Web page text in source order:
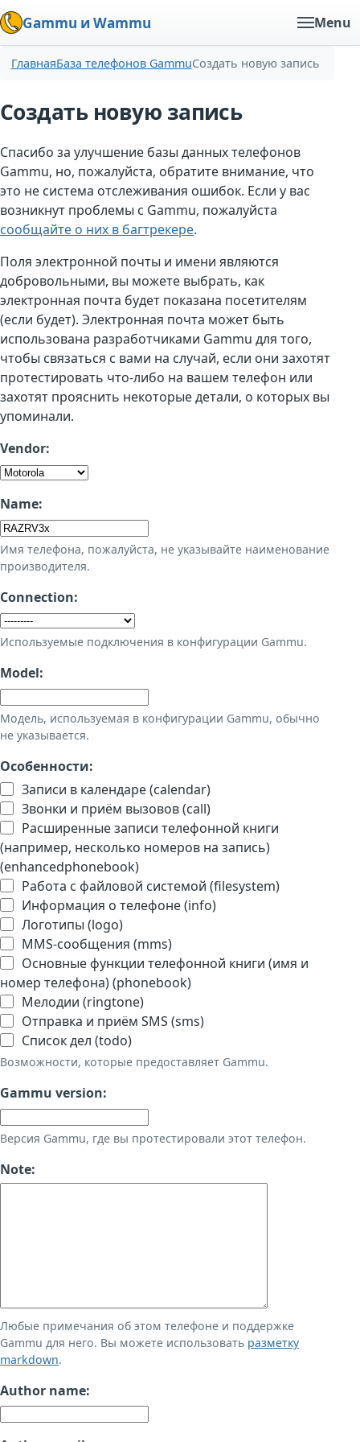
Gammu и Wammu Menu
ГлавнаяБаза телефонов GammuСоздать новую запись
Создать новую запись
Спасибо за улучшение базы данных телефонов
Gammu, но, пожалуйста, обратите внимание, что
это не система отслеживания ошибок. Если у вас
возникнут проблемы с Gammu, пожалуйста
сообщайте о них в багтрекере.
Поля электронной почты и имени являются
добровольными, вы можете выбрать, как
электронная почта будет показана посетителям
(если будет). Электронная почта может быть
использована разработчиками Gammu для того,
чтобы связаться с вами на случай, если они захотят
протестировать что-либо на вашем телефон или
захотят прояснить некоторые детали, о которых вы
упоминали.
Vendor:
Name:
Имя телефона, пожалуйста, не указывайте наименование
производителя.
Connection:
Используемые подключения в конфигурации Gammu.
Model:
Модель, используемая в конфигурации Gammu, обычно
не указывается.
Особенности:
Записи в календаре (calendar)
Звонки и приём вызовов (call)
Расширенные записи телефонной книги
(например, несколько номеров на запись)
(enhancedphonebook)
Работа с файловой системой (filesystem)
Информация о телефоне (info)
Логотипы (logo)
MMS-сообщения (mms)
Основные функции телефонной книги (имя и
номер телефона) (phonebook)
Мелодии (ringtone)
Отправка и приём SMS (sms)
Список дел (todo)
Возможности, которые предоставляет Gammu.
Gammu version:
Версия Gammu, где вы протестировали этот телефон.
Note:
Любые примечания об этом телефоне и поддержке
Gammu для него. Вы можете использовать разметку
markdown.
Author name: